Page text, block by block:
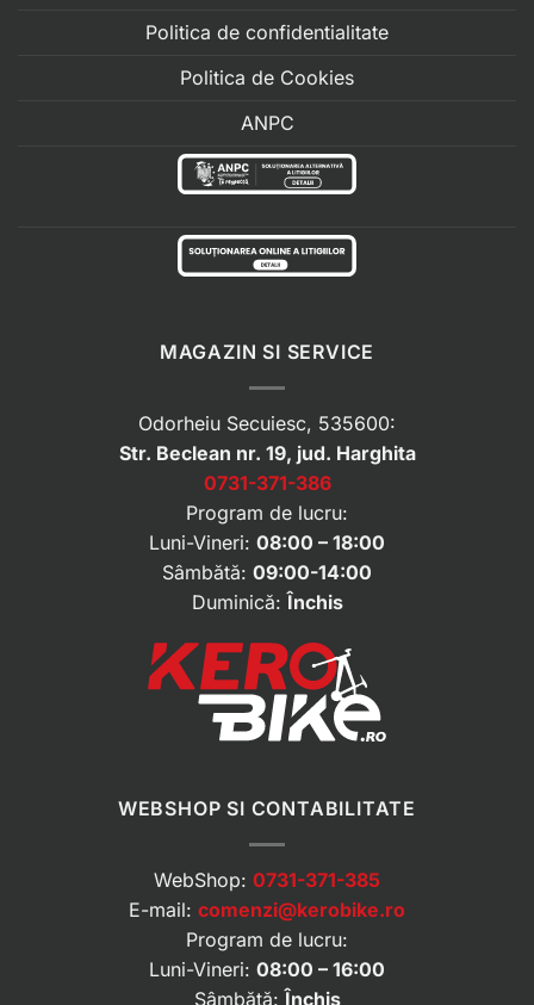
Politica de confidentialitate
Politica de Cookies
ANPC
MAGAZIN SI SERVICE
Odorheiu Secuiesc, 535600:
Str. Beclean nr. 19, jud. Harghita
0731-371-386
Program de lucru:
Luni-Vineri: 08:00 – 18:00
Sâmbătă: 09:00-14:00
Duminică:Închis
WEBSHOP SI CONTABILITATE
WebShop: 0731-371-385
E-mail: comenzi@kerobike.ro
Program de lucru:
Luni-Vineri: 08:00 – 16:00
Sâmbătă: Închis